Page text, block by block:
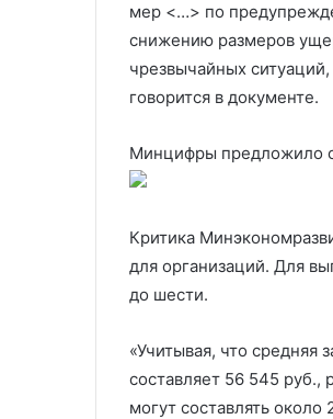
мер <…> по
снижению размеров
чрезвычайных
говорится в документе.
Минцифры предложило
Критика
для организаций. Для
до шести.
«Учитывая, что средняя
составляет 56 545 руб.,
могут составлять